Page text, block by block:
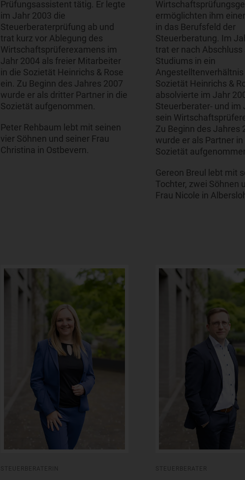
Prüfungsassistent tätig. Er legte
im Jahr 2003 die
Steuerberaterprüfung ab und
trat kurz vor Ablegung des
Wirtschaftsprüferexamens im
Jahr 2004 als freier Mitarbeiter
in die Sozietät Heinrichs & Rose
ein. Zu Beginn des Jahres 2007
wurde er als dritter Partner in die
Sozietät aufgenommen.
Peter Rehbaum lebt mit seinen
vier Söhnen und seiner Frau
Christina in Ostbevern.
ermöglichten ihm
in das Berufsfeld der
Steuerberatung. Im
trat er nach Abschluss
Studiums in ein
Angestelltenverhältnis
Sozietät Heinrichs &
absolvierte im Jahr
Steuerberater- und im
sein
Zu Beginn des Jahres
wurde er als Partner in
Sozietät
Gereon Breul lebt mit
Tochter, zwei Söhnen
Frau Nicole in